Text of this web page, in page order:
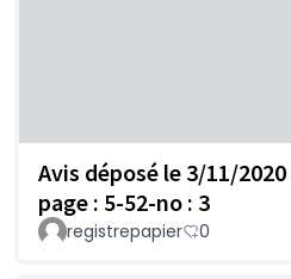
Avis déposé le 3/11/
page : 5-52-no : 3
registrepapier 0